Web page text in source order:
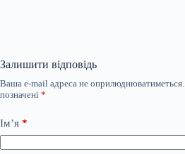
Залишити відповідь
Ваша e-mail адреса не оприлюднюватиметься.
позначені *
Ім’я *